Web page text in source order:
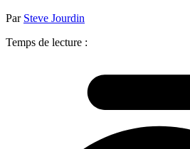
Par Steve Jourdin
Temps de lecture :